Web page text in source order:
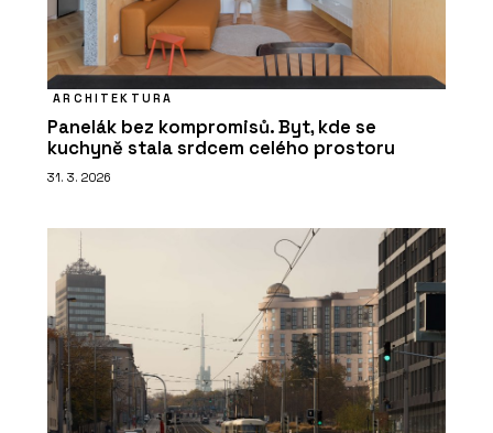
ARCHITEKTURA
Panelák bez kompromisů. Byt, kde se
kuchyně stala srdcem celého prostoru
31. 3. 2026